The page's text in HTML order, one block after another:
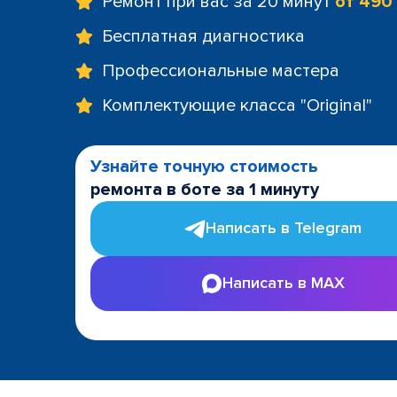
Бесплатная диагностика
Профессиональные мастера
Комплектующие класса "Original"
Узнайте точную стоимость
ремонта в боте за 1 минуту
Написать в Telegram
Написать в MAX